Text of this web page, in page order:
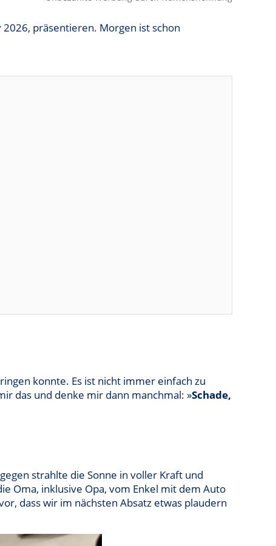
2026, präsentieren. Morgen ist schon
konnte. Es ist nicht immer einfach zu
das und denke mir dann manchmal: »Schade,
strahlte die Sonne in voller Kraft und
Oma, inklusive Opa, vom Enkel mit dem Auto
dass wir im nächsten Absatz etwas plaudern